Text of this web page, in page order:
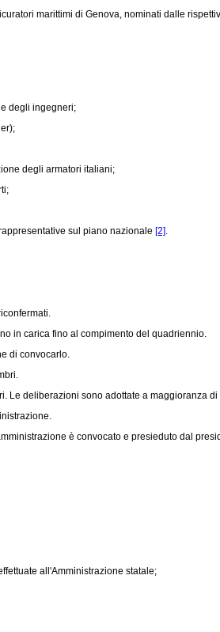
marittimi di Genova, nominati dalle
degli ingegneri;
degli armatori italiani;
sul piano nazionale [2].
in carica fino al compimento del quadriennio.
di convocarlo.
deliberazioni sono adottate a maggioranza
è convocato e presieduto dal
all'Amministrazione statale;